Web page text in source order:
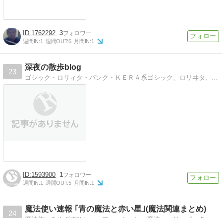
1762292 3
週間IN:1 週間OUT:6 月間IN:1
23
深夜の散歩blog
1593900 1
週間IN:1 週間OUT:5 月間IN:1
24
魔法使い速報 ｢青の魔法と赤い星｣(魔法関連まとめ)